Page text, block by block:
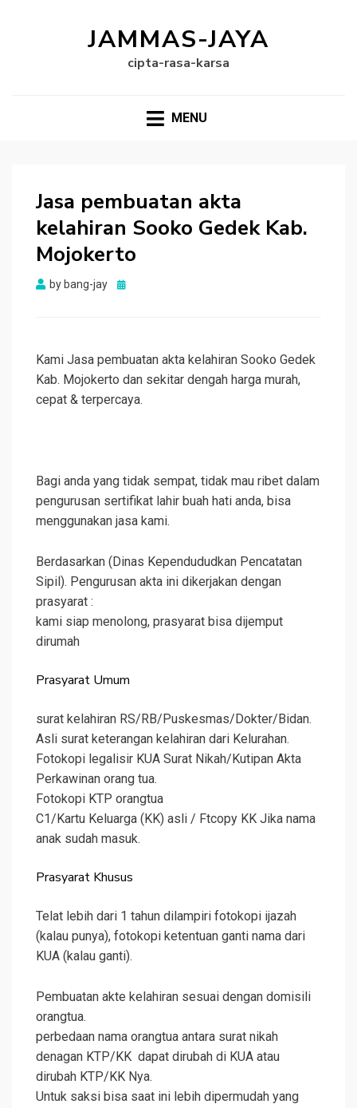
JAMMAS-JAYA
cipta-rasa-karsa
MENU
Jasa pembuatan akta
kelahiran Sooko Gedek Kab.
Mojokerto
by bang-jay
Posted
Kami Jasa pembuatan akta kelahiran Sooko Gedek
Kab. Mojokerto dan sekitar dengah harga murah,
cepat & terpercaya.
Bagi anda yang tidak sempat, tidak mau ribet dalam
pengurusan sertifikat lahir buah hati anda, bisa
menggunakan jasa kami.
Berdasarkan (Dinas Kependududkan Pencatatan
Sipil). Pengurusan akta ini dikerjakan dengan
prasyarat :
kami siap menolong, prasyarat bisa dijemput
dirumah
Prasyarat Umum
surat kelahiran RS/RB/Puskesmas/Dokter/Bidan.
Asli surat keterangan kelahiran dari Kelurahan.
Fotokopi legalisir KUA Surat Nikah/Kutipan Akta
Perkawinan orang tua.
Fotokopi KTP orangtua
C1/Kartu Keluarga (KK) asli / Ftcopy KK Jika nama
anak sudah masuk.
Prasyarat Khusus
Telat lebih dari 1 tahun dilampiri fotokopi ijazah
(kalau punya), fotokopi ketentuan ganti nama dari
KUA (kalau ganti).
Pembuatan akte kelahiran sesuai dengan domisili
orangtua.
perbedaan nama orangtua antara surat nikah
denagan KTP/KK dapat dirubah di KUA atau
dirubah KTP/KK Nya.
Untuk saksi bisa saat ini lebih dipermudah yang